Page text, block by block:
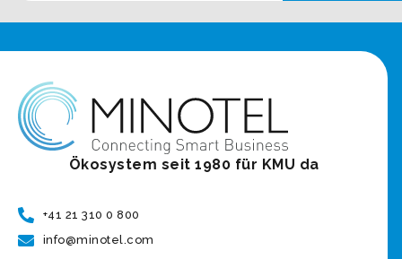
Ökosystem seit 1980 für KMU da
+41 21 310 0 800
info@minotel.com